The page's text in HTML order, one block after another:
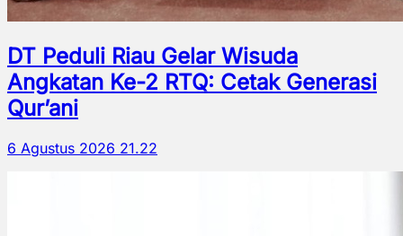
DT Peduli Riau Gelar Wisuda
Angkatan Ke-2 RTQ: Cetak Generasi
Qur’ani
6 Agustus 2026 21.22